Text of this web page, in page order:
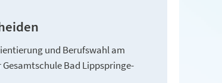
und Berufswahl am
Gesamtschule Bad Lippspringe-